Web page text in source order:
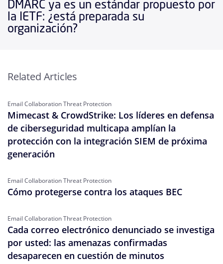
DMARC ya es un estándar propuesto por
la IETF: ¿está preparada su
organización?
Related Articles
Email Collaboration Threat Protection
Mimecast & CrowdStrike: Los líderes en defensa
de ciberseguridad multicapa amplían la
protección con la integración SIEM de próxima
generación
Email Collaboration Threat Protection
Cómo protegerse contra los ataques BEC
Email Collaboration Threat Protection
Cada correo electrónico denunciado se investiga
por usted: las amenazas confirmadas
desaparecen en cuestión de minutos